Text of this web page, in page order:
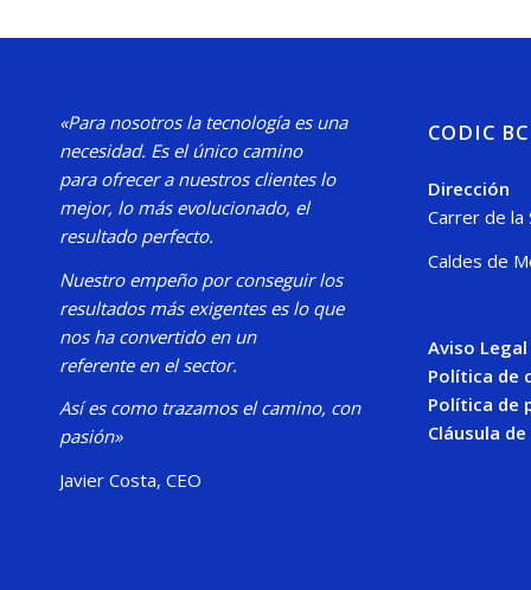
«Para nosotros la tecnología es una
necesidad. Es el único camino
para ofrecer a nuestros clientes lo
mejor, lo más evolucionado, el
resultado perfecto.
Nuestro empeño por conseguir los
resultados más exigentes es lo que
nos ha convertido en un
referente en el sector.
Así es como trazamos el camino, con
pasión»
Javier Costa, CEO
CODIC
Dirección
Carrer de la
Caldes de
Aviso Legal
Política de
Política de
Cláusula